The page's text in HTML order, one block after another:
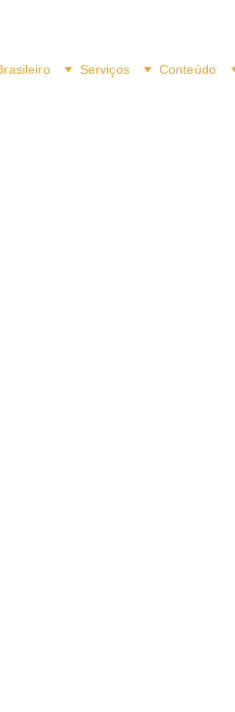
Serviços Conteúdo